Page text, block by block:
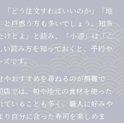
「どう注文すればいいのか」「地
と戸惑う方も多いでしょう。知多
けとよ」と読み、「小迎」は「こ
い読み方を知っておくと、予約や
です。
おすすめを尋ねるのが無難で
では、旬や地元の食材を使った
ていることも多く、職人に好みや
自分に合った寿司を楽しめま